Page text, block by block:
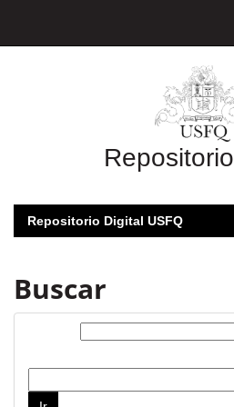
Repositorio
Repositorio Digital USFQ
Buscar